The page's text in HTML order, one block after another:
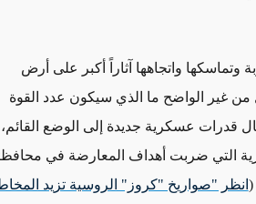
واتجاهها آثاراً أكبر على أرض
من غير الواضح ما الذي سيكون عدد القوة
قدرات عسكرية جديدة إلى الوضع القائم،
التي ضربت أهداف المعارضة في
( انظر "صواريخ "كروز" الروسية تزيد